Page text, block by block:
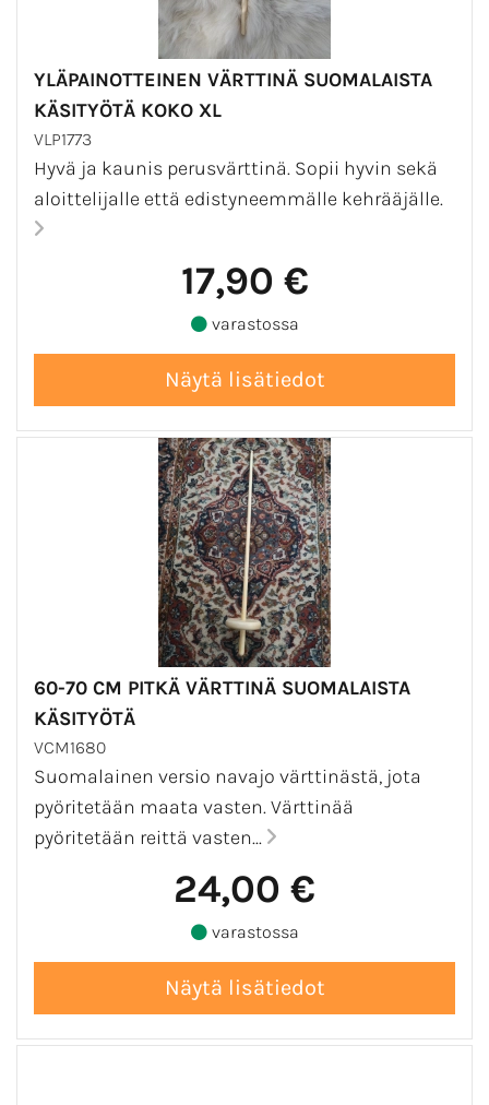
YLÄPAINOTTEINEN VÄRTTINÄ SUOMALAISTA
KÄSITYÖTÄ KOKO XL
VLP1773
Hyvä ja kaunis perusvärttinä. Sopii hyvin sekä
aloittelijalle että edistyneemmälle kehrääjälle.
17,90 €
varastossa
60-70 CM PITKÄ VÄRTTINÄ SUOMALAISTA
KÄSITYÖTÄ
VCM1680
Suomalainen versio navajo värttinästä, jota
pyöritetään maata vasten. Värttinää
pyöritetään reittä vasten...
24,00 €
varastossa